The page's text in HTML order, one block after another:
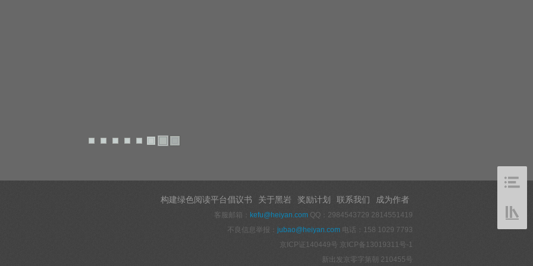
构建绿色阅读平台倡议书 关于黑岩 奖励计划 联系我们 成为作者
客服邮箱： kefu@heiyan.com QQ：2984543729 2814551419
不良信息举报： jubao@heiyan.com 电话：158 1029 7793
京ICP证140449号 京ICP备13019311号-1
新出发京零字第朝 210455号